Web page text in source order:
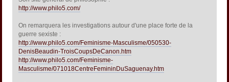
http://www.philo5.com/
On remarquera les investigations autour d'une place forte de la
guerre sexiste :
http://www.philo5.com/Feminisme-Masculisme/050530-
DenisBeaudin-TroisCoupsDeCanon.htm
http://www.philo5.com/Feminisme-
Masculisme/071018CentreFemininDuSaguenay.htm